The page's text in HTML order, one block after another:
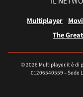
Multiplayer
The
© 2026 Multiplayer.it è di
01206540559 – Sede